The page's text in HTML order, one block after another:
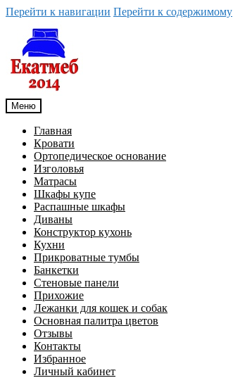
Перейти к навигации Перейти к содержимому
Меню
Главная
Кровати
Ортопедическое основание
Изголовья
Матрасы
Шкафы купе
Распашные шкафы
Диваны
Конструктор кухонь
Кухни
Прикроватные тумбы
Банкетки
Стеновые панели
Прихожие
Лежанки для кошек и собак
Основная палитра цветов
Отзывы
Контакты
Избранное
Личный кабинет